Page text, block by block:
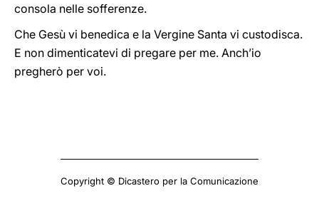
consola nelle sofferenze.
Che Gesù vi benedica e la Vergine Santa vi custodisca.
E non dimenticatevi di pregare per me. Anch’io
pregherò per voi.
Copyright © Dicastero per la Comunicazione